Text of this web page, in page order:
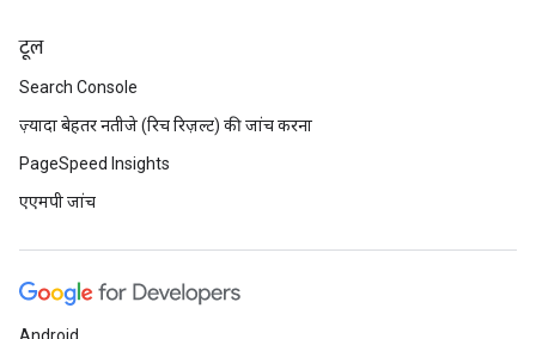
टूल
Search Console
ज़्यादा बेहतर नतीजे (रिच रिज़ल्ट) की जांच करना
PageSpeed Insights
एएमपी जांच